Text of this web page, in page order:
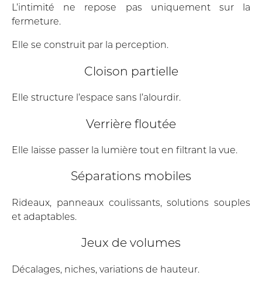
L’intimité ne repose pas uniquement sur la
fermeture.
Elle se construit par la perception.
Cloison partielle
Elle structure l’espace sans l’alourdir.
Verrière floutée
Elle laisse passer la lumière tout en filtrant la vue.
Séparations mobiles
Rideaux, panneaux coulissants, solutions souples
et adaptables.
Jeux de volumes
Décalages, niches, variations de hauteur.